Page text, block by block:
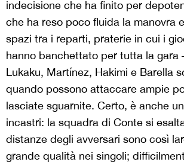
indecisione che ha finito per
che ha reso poco fluida la manovra
spazi tra i reparti, praterie in cui i
hanno banchettato per tutta la gara
Lukaku, Martínez, Hakimi e Barella
quando possono attaccare ampie
lasciate sguarnite. Certo, è anche
incastri: la squadra di Conte si
distanze degli avversari sono così
grande qualità nei singoli;